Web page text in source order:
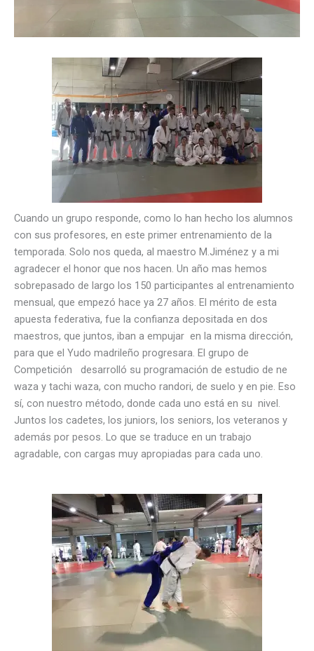
Cuando un grupo responde, como lo han hecho los alumnos
con sus profesores, en este primer entrenamiento de la
temporada. Solo nos queda, al maestro M.Jiménez y a mi
agradecer el honor que nos hacen. Un año mas hemos
sobrepasado de largo los 150 participantes al entrenamiento
mensual, que empezó hace ya 27 años. El mérito de esta
apuesta federativa, fue la confianza depositada en dos
maestros, que juntos, iban a empujar en la misma dirección,
para que el Yudo madrileño progresara. El grupo de
Competición desarrolló su programación de estudio de ne
waza y tachi waza, con mucho randori, de suelo y en pie. Eso
sí, con nuestro método, donde cada uno está en su nivel.
Juntos los cadetes, los juniors, los seniors, los veteranos y
además por pesos. Lo que se traduce en un trabajo
agradable, con cargas muy apropiadas para cada uno.